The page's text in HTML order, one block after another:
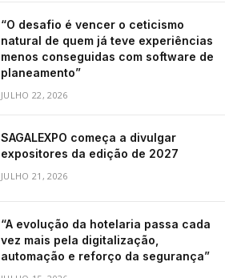
“O desafio é vencer o ceticismo
natural de quem já teve experiências
menos conseguidas com software de
planeamento”
JULHO 22, 2026
SAGALEXPO começa a divulgar
expositores da edição de 2027
JULHO 21, 2026
“A evolução da hotelaria passa cada
vez mais pela digitalização,
automação e reforço da segurança”